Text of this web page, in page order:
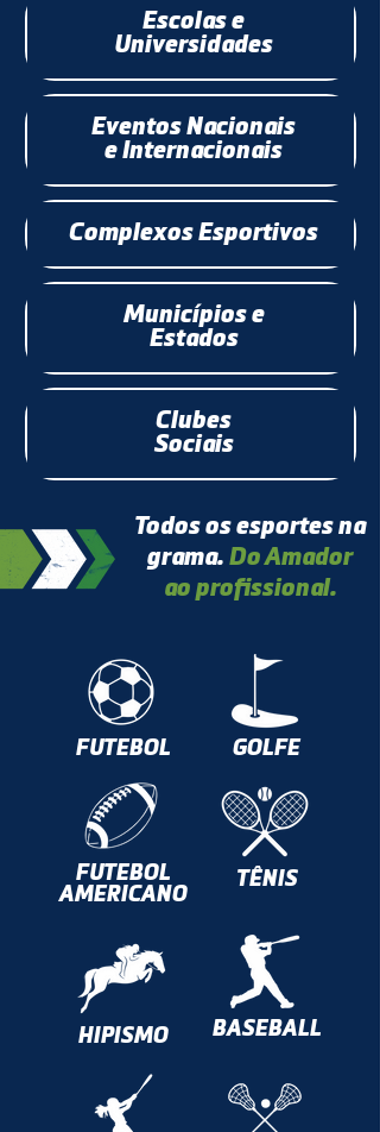
Escolas e
Universidades
Eventos Nacionais
e Internacionais
Complexos Esportivos
Municípios e
Estados
Clubes
Sociais
Todos os esportes na
grama. Do Amador
ao profissional.
FUTEBOL
FUTEBOL
AMERICANO
GOLFE
TÊNIS
HIPISMO BASEBALL